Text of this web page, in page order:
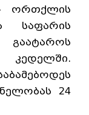
საფარის
24